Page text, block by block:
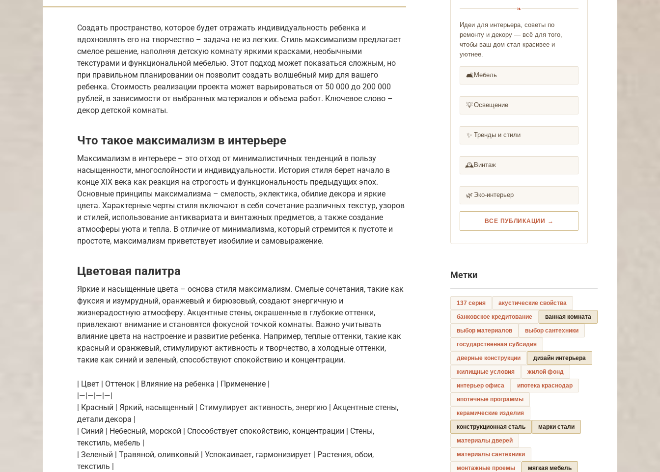
Создать пространство, которое будет отражать индивидуальность ребенка и
вдохновлять его на творчество – задача не из легких. Стиль максимализм предлагает
смелое решение, наполняя детскую комнату яркими красками, необычными
текстурами и функциональной мебелью. Этот подход может показаться сложным, но
при правильном планировании он позволит создать волшебный мир для вашего
ребенка. Стоимость реализации проекта может варьироваться от 50 000 до 200 000
рублей, в зависимости от выбранных материалов и объема работ. Ключевое слово –
декор детской комнаты.
Что такое максимализм в интерьере
Максимализм в интерьере – это отход от минималистичных тенденций в пользу
насыщенности, многослойности и индивидуальности. История стиля берет начало в
конце XIX века как реакция на строгость и функциональность предыдущих эпох.
Основные принципы максимализма – смелость, эклектика, обилие декора и яркие
цвета. Характерные черты стиля включают в себя сочетание различных текстур, узоров
и стилей, использование антиквариата и винтажных предметов, а также создание
атмосферы уюта и тепла. В отличие от минимализма, который стремится к пустоте и
простоте, максимализм приветствует изобилие и самовыражение.
Цветовая палитра
Яркие и насыщенные цвета – основа стиля максимализм. Смелые сочетания, такие как
фуксия и изумрудный, оранжевый и бирюзовый, создают энергичную и
жизнерадостную атмосферу. Акцентные стены, окрашенные в глубокие оттенки,
привлекают внимание и становятся фокусной точкой комнаты. Важно учитывать
влияние цвета на настроение и развитие ребенка. Например, теплые оттенки, такие как
красный и оранжевый, стимулируют активность и творчество, а холодные оттенки,
такие как синий и зеленый, способствуют спокойствию и концентрации.
| Цвет | Оттенок | Влияние на ребенка | Применение |
|—|—|—|—|
| Красный | Яркий, насыщенный | Стимулирует активность, энергию | Акцентные стены,
детали декора |
| Синий | Небесный, морской | Способствует спокойствию, концентрации | Стены,
текстиль, мебель |
| Зеленый | Травяной, оливковый | Успокаивает, гармонизирует | Растения, обои,
текстиль |
❧
Идеи для интерьера, советы по
ремонту и декору — всё для того,
чтобы ваш дом стал красивее и
уютнее.
🛋️ Мебель
💡Освещение
✨ Тренды и стили
🕰️ Винтаж
🌿 Эко-интерьер
ВСЕ ПУБЛИКАЦИИ →
Метки
137 серия
акустические свойства
банковское кредитование
ванная комната
выбор материалов
выбор сантехники
государственная субсидия
дверные конструкции
дизайн интерьера
жилищные условия
жилой фонд
интерьер офиса
ипотека краснодар
ипотечные программы
керамические изделия
конструкционная сталь
марки стали
материалы дверей
материалы сантехники
монтажные проемы
мягкая мебель